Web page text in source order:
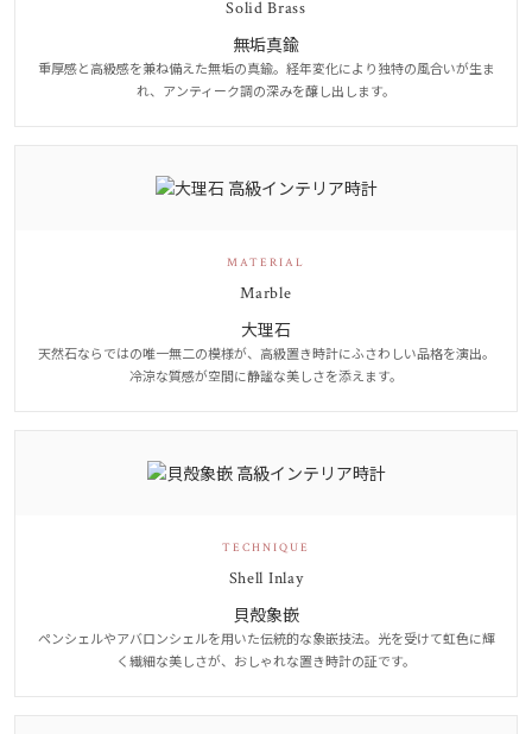
Solid Brass
無垢真鍮
重厚感と高級感を兼ね備えた無垢の真鍮。経年変化により独特の風合いが生ま
れ、アンティーク調の深みを醸し出します。
MATERIAL
Marble
大理石
天然石ならではの唯一無二の模様が、高級置き時計にふさわしい品格を演出。
冷涼な質感が空間に静謐な美しさを添えます。
TECHNIQUE
Shell Inlay
貝殻象嵌
ペンシェルやアバロンシェルを用いた伝統的な象嵌技法。光を受けて虹色に輝
く繊細な美しさが、おしゃれな置き時計の証です。